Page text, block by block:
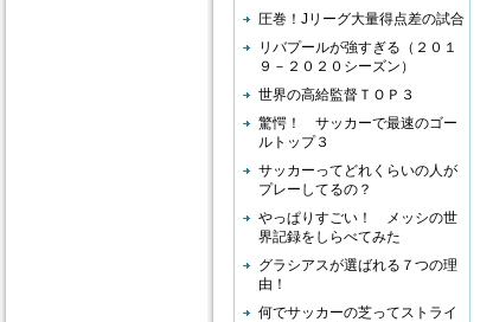
圧巻！Jリーグ大量得点差の試合
リバプールが強すぎる（２０１
９－２０２０シーズン）
世界の高給監督ＴＯＰ３
驚愕！ サッカーで最速のゴー
ルトップ３
サッカーってどれくらいの人が
プレーしてるの？
やっぱりすごい！ メッシの世
界記録をしらべてみた
グラシアスが選ばれる７つの理
由！
何でサッカーの芝ってストライ